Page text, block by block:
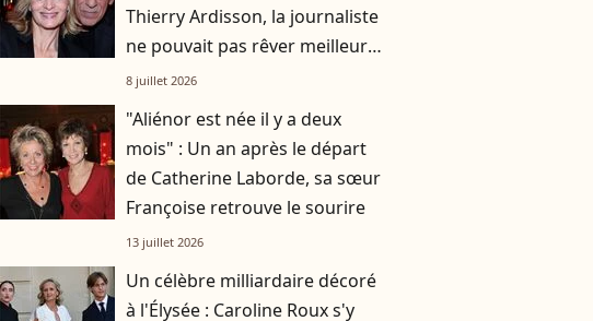
Thierry Ardisson, la journaliste
ne pouvait pas rêver meilleure
compagnie
8 juillet 2026
"Aliénor est née il y a deux
mois" : Un an après le départ
de Catherine Laborde, sa sœur
Françoise retrouve le sourire
13 juillet 2026
Un célèbre milliardaire décoré
à l'Élysée : Caroline Roux s'y